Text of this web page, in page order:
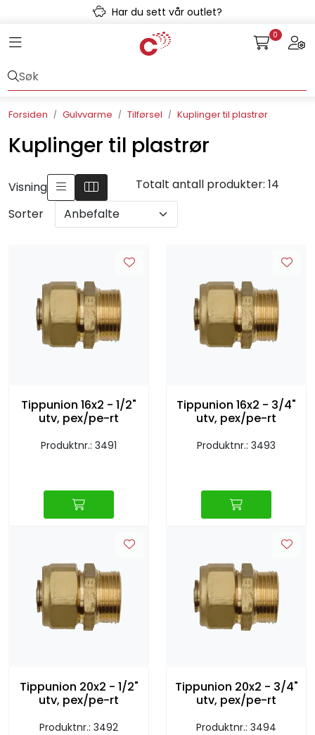
Skip to main contentHar du sett vår outlet?
Toggle navigation 0
Forsiden Gulvvarme Tilførsel Kuplinger til plastrør
Kuplinger til plastrør
Visning
Totalt antall produkter: 14
Sorter
Tippunion 16x2 - 1/2"
utv, pex/pe-rt
Produktnr.: 3491
Tippunion 16x2 - 3/4"
utv, pex/pe-rt
Produktnr.: 3493
Tippunion 20x2 - 1/2"
utv, pex/pe-rt
Produktnr.: 3492
Tippunion 20x2 - 3/4"
utv, pex/pe-rt
Produktnr.: 3494
Kulvert
Prefab
Radonsikring
Snøsmelt
Sprinkler
Trinnlyd
Vannbehandling
Outlet
Utgått av sortiment
Kontakt oss